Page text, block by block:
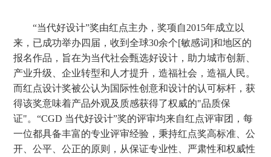
“当代好设计”奖由红点主办，奖项自2015年成立以
来，已成功举办四届，收到全球30余个[敏感词]和地区的
报名作品，旨在为当代社会甄选好设计，助力城市创新、
产业升级、企业转型和人才提升，造福社会，造福人民。
而红点设计奖被公认为国际性创意和设计的认可标杆，获
得该奖意味着产品外观及质感获得了权威的"品质保
证"。“CGD 当代好设计”奖的评审均来自红点评审团，每
一位都具备丰富的专业评审经验，秉持红点奖高标准、公
开、公平、公正的原则，从保证专业性、严肃性和权威性